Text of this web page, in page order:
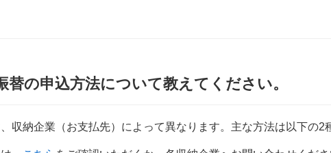
替の申込方法について教えてください。
収納企業（お支払先）によって異なります。主な方法は以下の2